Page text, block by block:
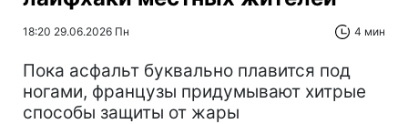
18:20 29.06.2026 Пн 4 мин
Пока асфальт буквально плавится под
ногами, французы придумывают хитрые
способы защиты от жары